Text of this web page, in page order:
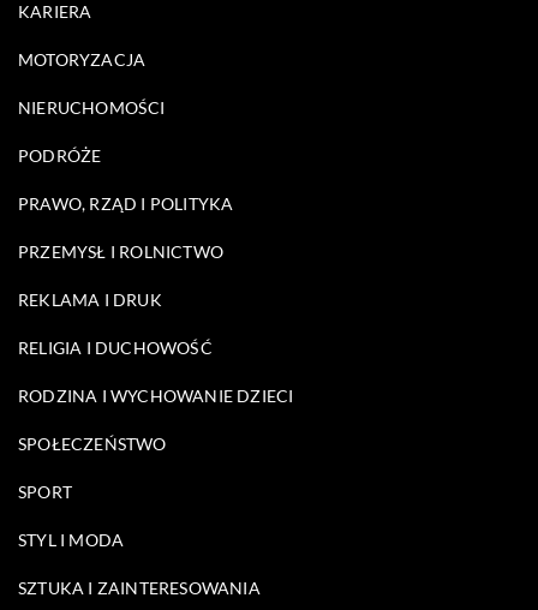
KARIERA
MOTORYZACJA
NIERUCHOMOŚCI
PODRÓŻE
PRAWO, RZĄD I POLITYKA
PRZEMYSŁ I ROLNICTWO
REKLAMA I DRUK
RELIGIA I DUCHOWOŚĆ
RODZINA I WYCHOWANIE DZIECI
SPOŁECZEŃSTWO
SPORT
STYL I MODA
SZTUKA I ZAINTERESOWANIA